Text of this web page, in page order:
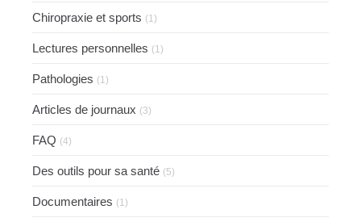
Chiropraxie et sports (1)
Lectures personnelles (1)
Pathologies (1)
Articles de journaux (3)
FAQ (4)
Des outils pour sa santé (5)
Documentaires (1)